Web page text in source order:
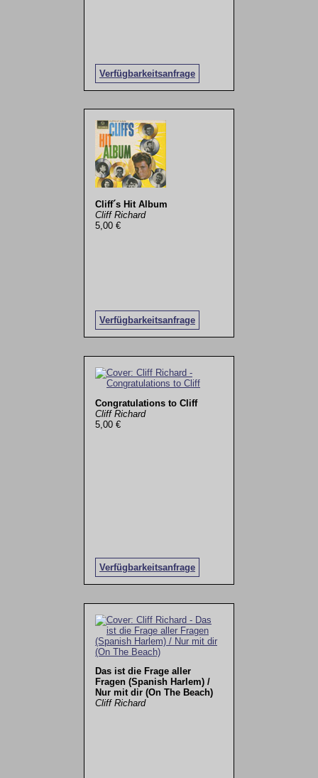
Verfügbarkeitsanfrage
Cliff´s Hit Album
Cliff Richard
5,00 €
Verfügbarkeitsanfrage
Congratulations to Cliff
Cliff Richard
5,00 €
Verfügbarkeitsanfrage
Das ist die Frage aller
Fragen (Spanish Harlem) /
Nur mit dir (On The Beach)
Cliff Richard